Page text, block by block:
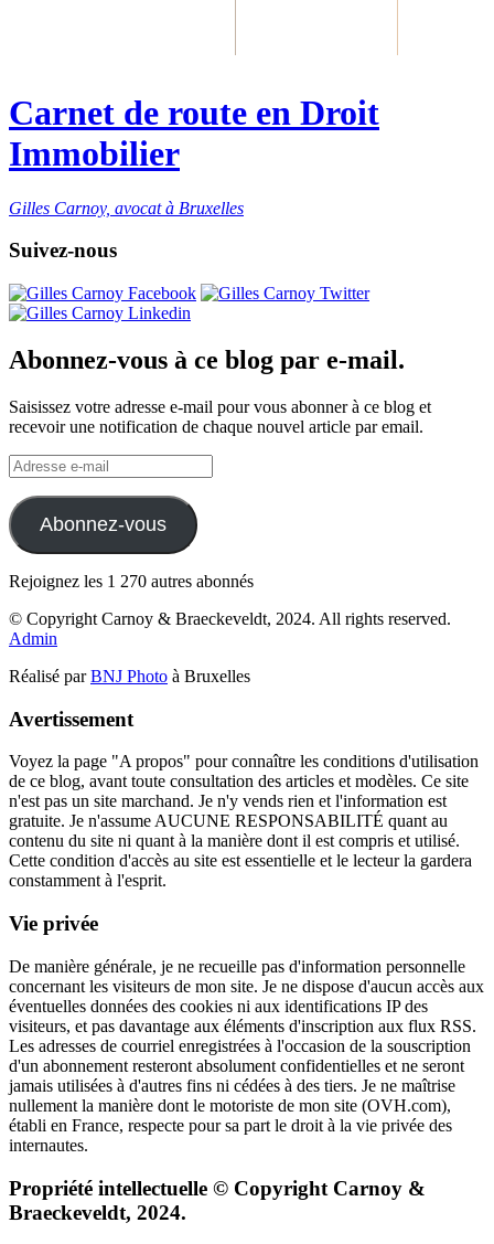
Carnet de route en Droit
Immobilier
Gilles Carnoy, avocat à Bruxelles
Suivez-nous
Abonnez-vous à ce blog par e-mail.
Saisissez votre adresse e-mail pour vous abonner à ce blog et
recevoir une notification de chaque nouvel article par email.
Adresse
e-
mail
Abonnez-vous
Rejoignez les 1 270 autres abonnés
© Copyright Carnoy & Braeckeveldt, 2024. All rights reserved.
Admin
Réalisé parBNJ Photo à Bruxelles
Avertissement
Voyez la page "A propos" pour connaître les conditions d'utilisation
de ce blog, avant toute consultation des articles et modèles. Ce site
n'est pas un site marchand. Je n'y vends rien et l'information est
gratuite. Je n'assume AUCUNE RESPONSABILITÉ quant au
contenu du site ni quant à la manière dont il est compris et utilisé.
Cette condition d'accès au site est essentielle et le lecteur la gardera
constamment à l'esprit.
Vie privée
De manière générale, je ne recueille pas d'information personnelle
concernant les visiteurs de mon site. Je ne dispose d'aucun accès aux
éventuelles données des cookies ni aux identifications IP des
visiteurs, et pas davantage aux éléments d'inscription aux flux RSS.
Les adresses de courriel enregistrées à l'occasion de la souscription
d'un abonnement resteront absolument confidentielles et ne seront
jamais utilisées à d'autres fins ni cédées à des tiers. Je ne maîtrise
nullement la manière dont le motoriste de mon site (OVH.com),
établi en France, respecte pour sa part le droit à la vie privée des
internautes.
Propriété intellectuelle © Copyright Carnoy &
Braeckeveldt, 2024.